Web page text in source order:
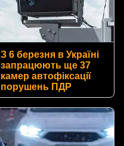
З 6 березня в Україні
запрацюють ще 37
камер автофіксації
порушень ПДР